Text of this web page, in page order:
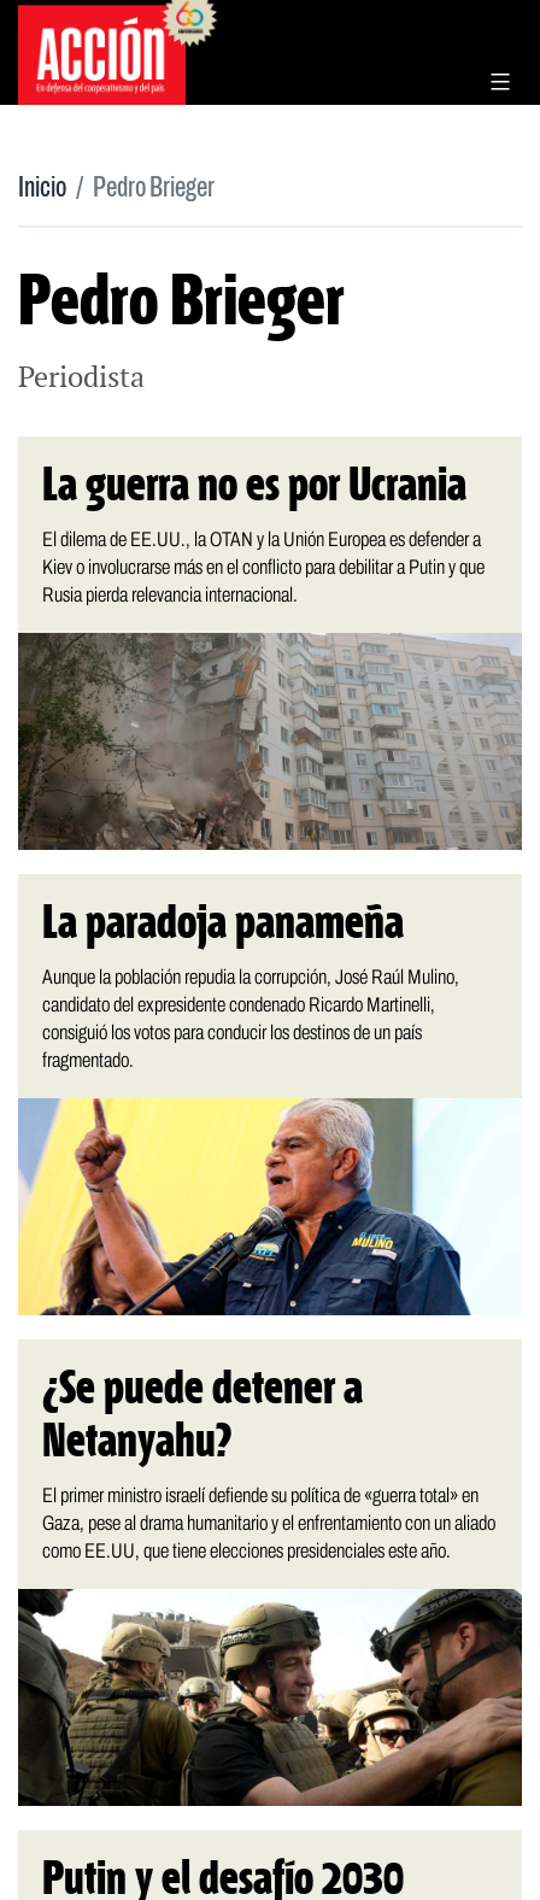
Saltar
contenido
Inicio Pedro Brieger
Pedro Brieger
Periodista
La guerra no es por Ucrania
El dilema de EE.UU., la OTAN y la Unión Europea es defender a
Kiev o involucrarse más en el conflicto para debilitar a Putin y que
Rusia pierda relevancia internacional.
La paradoja panameña
Aunque la población repudia la corrupción, José Raúl Mulino,
candidato del expresidente condenado Ricardo Martinelli,
consiguió los votos para conducir los destinos de un país
fragmentado.
¿Se puede detener a
Netanyahu?
El primer ministro israelí defiende su política de «guerra total» en
Gaza, pese al drama humanitario y el enfrentamiento con un aliado
como EE.UU, que tiene elecciones presidenciales este año.
Putin y el desafío 2030